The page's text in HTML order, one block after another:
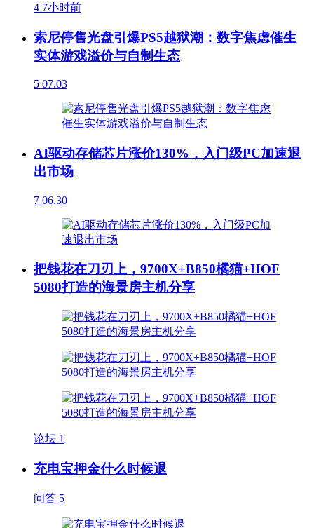
4 7小时前
索尼停售光盘引爆PS5越狱潮：数字焦虑催生
实体游戏溢价与自制生态
5 07.03
AI驱动存储芯片涨价130%，入门级PC加速退
出市场
7 06.30
把钱花在刀刃上，9700X+B850橘猫+HOF
5080打造的海景房主机分享
论坛 1
充电宝押金什么时候退
问答 5